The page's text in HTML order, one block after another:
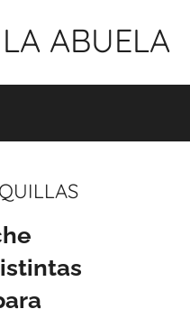
ABUELA